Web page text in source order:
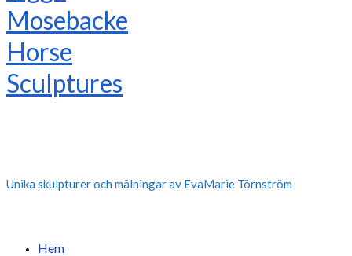
Unika skulpturer och målningar av EvaMarie Törnström
Hem